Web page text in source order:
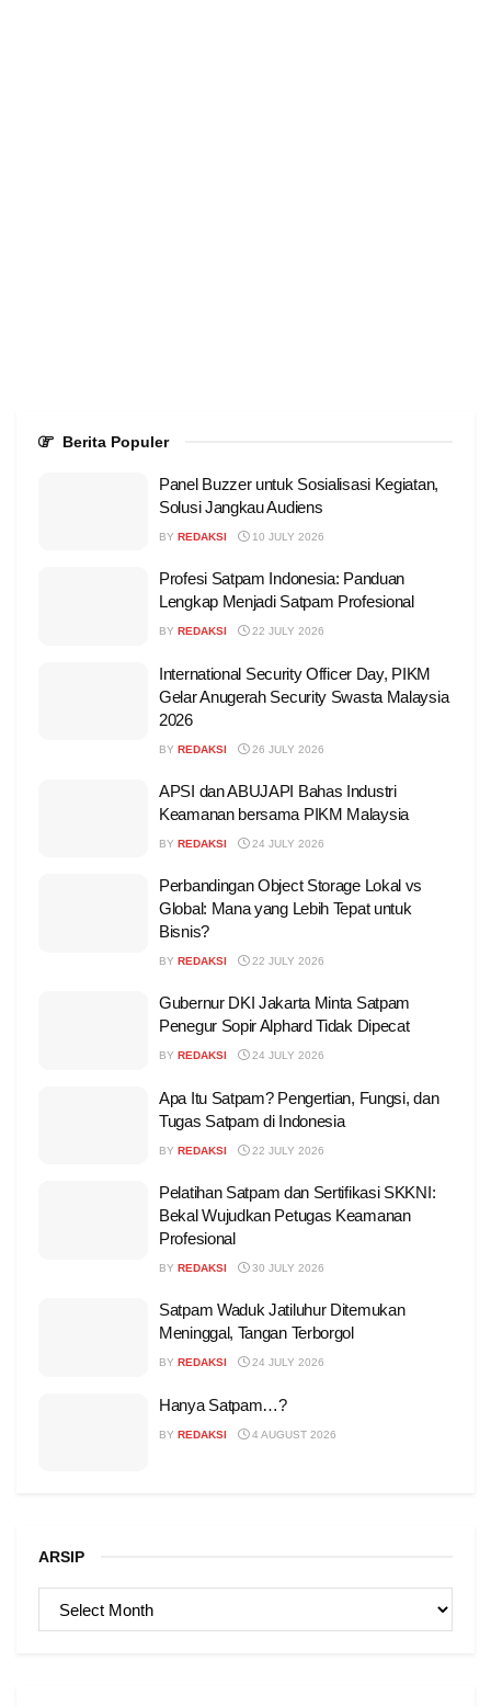
Berita Populer
Panel Buzzer untuk Sosialisasi Kegiatan,
Solusi Jangkau Audiens
BY REDAKSI 10 JULY 2026
Profesi Satpam Indonesia: Panduan
Lengkap Menjadi Satpam Profesional
BY REDAKSI 22 JULY 2026
International Security Officer Day, PIKM
Gelar Anugerah Security Swasta Malaysia
2026
BY REDAKSI 26 JULY 2026
APSI dan ABUJAPI Bahas Industri
Keamanan bersama PIKM Malaysia
BY REDAKSI 24 JULY 2026
Perbandingan Object Storage Lokal vs
Global: Mana yang Lebih Tepat untuk
Bisnis?
BY REDAKSI 22 JULY 2026
Gubernur DKI Jakarta Minta Satpam
Penegur Sopir Alphard Tidak Dipecat
BY REDAKSI 24 JULY 2026
Apa Itu Satpam? Pengertian, Fungsi, dan
Tugas Satpam di Indonesia
BY REDAKSI 22 JULY 2026
Pelatihan Satpam dan Sertifikasi SKKNI:
Bekal Wujudkan Petugas Keamanan
Profesional
BY REDAKSI 30 JULY 2026
Satpam Waduk Jatiluhur Ditemukan
Meninggal, Tangan Terborgol
BY REDAKSI 24 JULY 2026
Hanya Satpam…?
BY REDAKSI 4 AUGUST 2026
ARSIP